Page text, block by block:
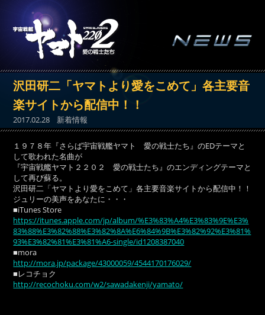
沢田研二「ヤマトより愛をこめて」各主要音
楽サイトから配信中！！
2017.02.28 新着情報
１９７８年『さらば宇宙戦艦ヤマト 愛の戦士たち』のEDテーマと
して歌われた名曲が
『宇宙戦艦ヤマト２２０２ 愛の戦士たち』のエンディングテーマと
して再び蘇る。
沢田研二「ヤマトより愛をこめて」各主要音楽サイトから配信中！！
ジュリーの美声をあなたに・・・
■iTunes Store
https://itunes.apple.com/jp/album/%E3%83%A4%E3%83%9E%E3%
83%88%E3%82%88%E3%82%8A%E6%84%9B%E3%82%92%E3%81%
93%E3%82%81%E3%81%A6-single/id1208387040
■mora
http://mora.jp/package/43000059/4544170176029/
■レコチョク
http://recochoku.com/w2/sawadakenji/yamato/